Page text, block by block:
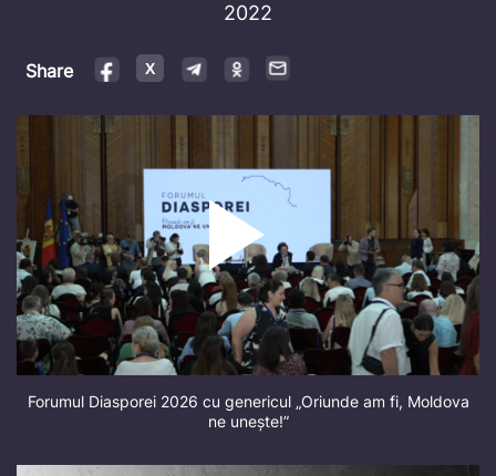
2022
Share
Forumul Diasporei 2026 cu genericul „Oriunde am fi, Moldova
ne unește!”